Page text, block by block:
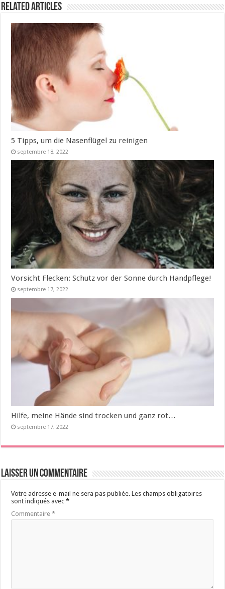
Related Articles
5 Tipps, um die Nasenflügel zu reinigen
septembre 18, 2022
Vorsicht Flecken: Schutz vor der Sonne durch Handpflege!
septembre 17, 2022
Hilfe, meine Hände sind trocken und ganz rot…
septembre 17, 2022
Laisser un commentaire
Votre adresse e-mail ne sera pas publiée. Les champs obligatoires
sont indiqués avec*
Commentaire*